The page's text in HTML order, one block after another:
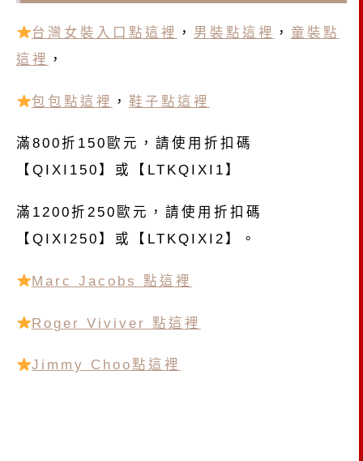
台灣女裝入口點這裡 ， 男裝點這裡 ， 童裝點
這裡 ，
包包點這裡 ， 鞋子點這裡
滿800折150歐元，請使用折扣碼
【QIXI150】或【LTKQIXI1】
滿1200折250歐元，請使用折扣碼
【QIXI250】或【LTKQIXI2】。
Marc Jacobs 點這裡
Roger Viviver 點這裡
Jimmy Choo點這裡